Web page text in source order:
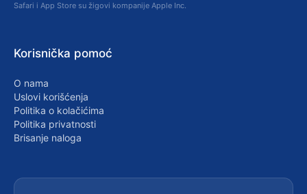
Safari i App Store su žigovi kompanije Apple Inc.
Korisnička pomoć
O nama
Uslovi korišćenja
Politika o kolačićima
Politika privatnosti
Brisanje naloga